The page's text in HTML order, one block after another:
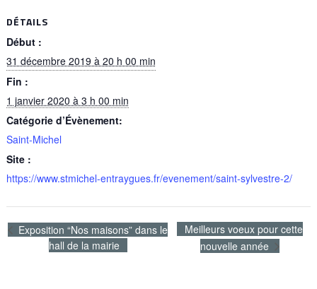
DÉTAILS
Début :
31 décembre 2019 à 20 h 00 min
Fin :
1 janvier 2020 à 3 h 00 min
Catégorie d’Évènement:
Saint-Michel
Site :
https://www.stmichel-entraygues.fr/evenement/saint-sylvestre-2/
Exposition “Nos maisons” dans le
hall de la mairie
Meilleurs voeux pour cette
nouvelle année